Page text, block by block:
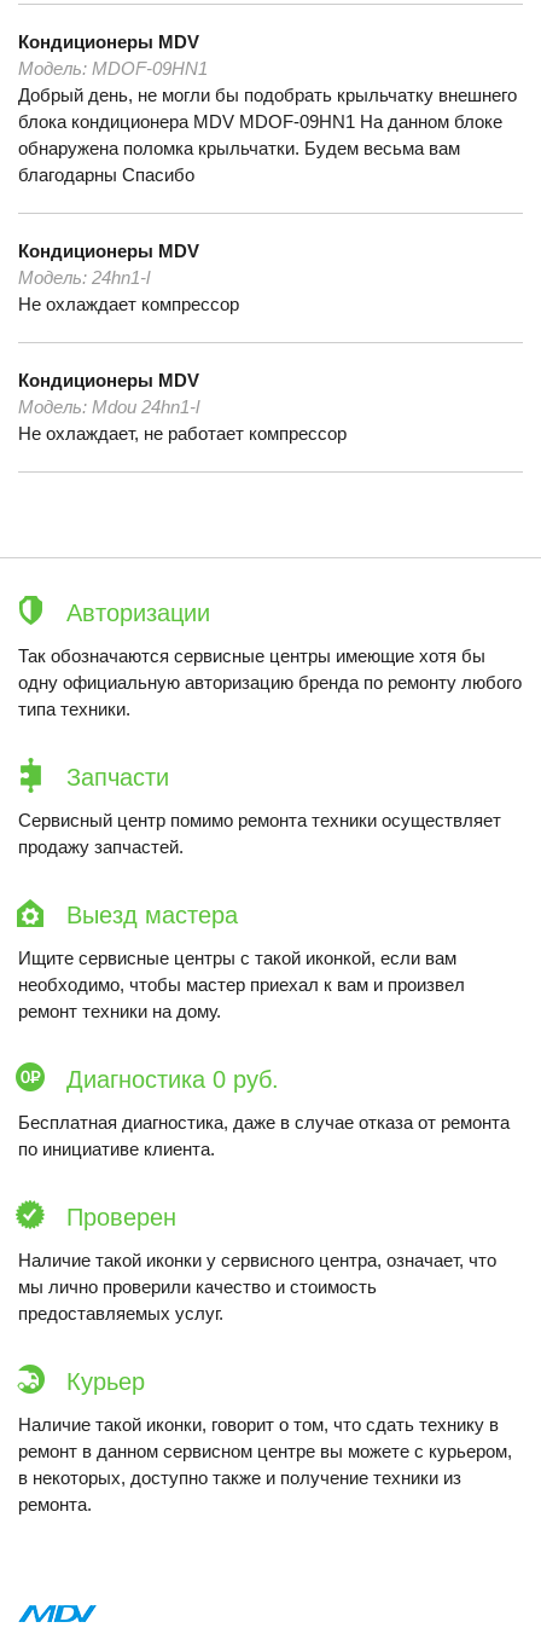
Кондиционеры MDV
Модель: MDOF-09HN1
Добрый день, не могли бы подобрать крыльчатку внешнего
блока кондиционера MDV MDOF-09HN1 На данном блоке
обнаружена поломка крыльчатки. Будем весьма вам
благодарны Спасибо
Кондиционеры MDV
Модель: 24hn1-l
Не охлаждает компрессор
Кондиционеры MDV
Модель: Mdou 24hn1-l
Не охлаждает, не работает компрессор
Авторизации
Так обозначаются сервисные центры имеющие хотя бы
одну официальную авторизацию бренда по ремонту любого
типа техники.
Запчасти
Сервисный центр помимо ремонта техники осуществляет
продажу запчастей.
Выезд мастера
Ищите сервисные центры с такой иконкой, если вам
необходимо, чтобы мастер приехал к вам и произвел
ремонт техники на дому.
Диагностика 0 руб.
Бесплатная диагностика, даже в случае отказа от ремонта
по инициативе клиента.
Проверен
Наличие такой иконки у сервисного центра, означает, что
мы лично проверили качество и стоимость
предоставляемых услуг.
Курьер
Наличие такой иконки, говорит о том, что сдать технику в
ремонт в данном сервисном центре вы можете с курьером,
в некоторых, доступно также и получение техники из
ремонта.